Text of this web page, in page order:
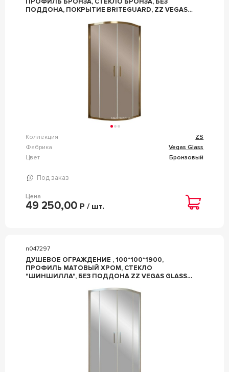
ПОДДОНА, ПОКРЫТИЕ BRITEGUARD, ZZ VEGAS
Коллекция
ZS
Фабрика
Vegas Glass
Цвет
Бронзовый
Под заказ
Цена
49 250,00 Р / шт.
n047297
ДУШЕВОЕ ОГРАЖДЕНИЕ , 100*100*1900,
ПРОФИЛЬ МАТОВЫЙ ХРОМ, СТЕКЛО
"ШИНШИЛЛА", БЕЗ ПОДДОНА ZZ VEGAS GLASS